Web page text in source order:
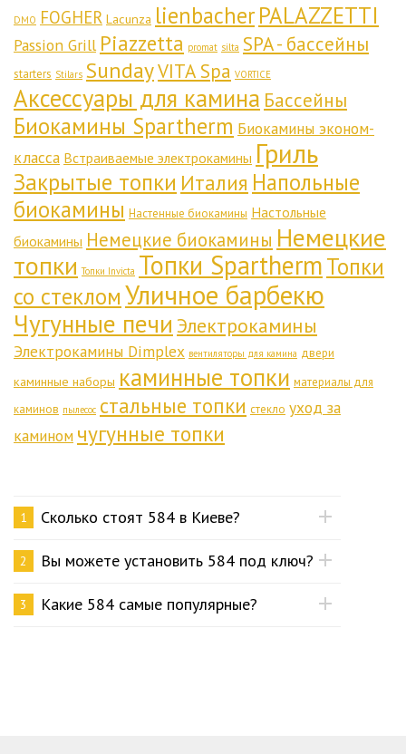
DMO FOGHER Lacunza lienbacherPALAZZETTI
Passion Grill Piazzetta promat silta SPA - бассейны
starters Stilars SundayVITA Spa VORTICE
Аксессуары для камина Бассейны
Биокамины Spartherm Биокамины эконом-
класса Встраиваемые электрокамины Гриль
Закрытые топки Италия Напольные
биокамины Настенные биокамины Настольные
биокамины Немецкие биокамины Немецкие
топки Топки Invicta Топки SparthermТопки
со стекломУличное барбекю
Чугунные печи Электрокамины
Электрокамины Dimplex вентиляторы для камина двери
каминные наборы каминные топки материалы для
каминов пылесос стальные топки стекло уход за
камином чугунные топки
1 Сколько стоят 584 в Киеве?
2 Вы можете установить 584 под ключ?
3 Какие 584 самые популярные?